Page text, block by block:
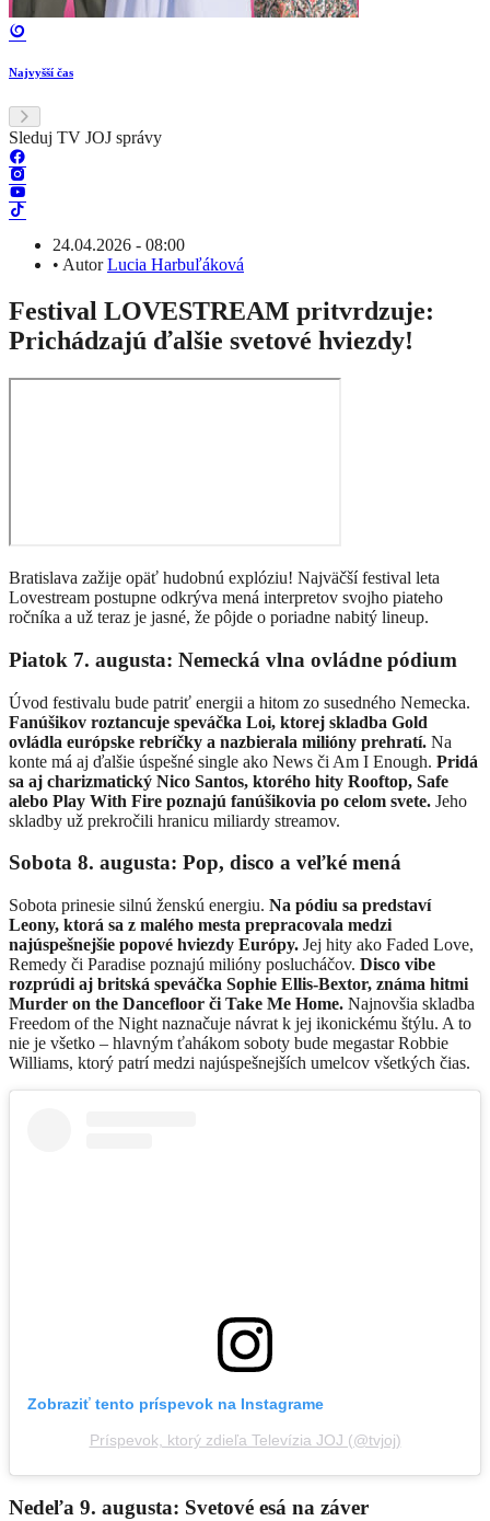
Najvyšší čas
Sleduj TV JOJ správy
24.04.2026 - 08:00
• AutorLucia Harbuľáková
Festival LOVESTREAM pritvrdzuje:
Prichádzajú ďalšie svetové hviezdy!
Bratislava zažije opäť hudobnú explóziu! Najväčší festival leta
Lovestream postupne odkrýva mená interpretov svojho piateho
ročníka a už teraz je jasné, že pôjde o poriadne nabitý lineup.
Piatok 7. augusta: Nemecká vlna ovládne pódium
Úvod festivalu bude patriť energii a hitom zo susedného Nemecka.
Fanúšikov roztancuje speváčka Loi, ktorej skladba Gold
ovládla európske rebríčky a nazbierala milióny prehratí. Na
konte má aj ďalšie úspešné single ako News či Am I Enough. Pridá
sa aj charizmatický Nico Santos, ktorého hity Rooftop, Safe
alebo Play With Fire poznajú fanúšikovia po celom svete. Jeho
skladby už prekročili hranicu miliardy streamov.
Sobota 8. augusta: Pop, disco a veľké mená
Sobota prinesie silnú ženskú energiu. Na pódiu sa predstaví
Leony, ktorá sa z malého mesta prepracovala medzi
najúspešnejšie popové hviezdy Európy. Jej hity ako Faded Love,
Remedy či Paradise poznajú milióny poslucháčov. Disco vibe
rozprúdi aj britská speváčka Sophie Ellis-Bextor, známa hitmi
Murder on the Dancefloor či Take Me Home. Najnovšia skladba
Freedom of the Night naznačuje návrat k jej ikonickému štýlu. A to
nie je všetko – hlavným ťahákom soboty bude megastarRobbie
Williams, ktorý patrí medzi najúspešnejších umelcov všetkých čias.
Zobraziť tento príspevok na Instagrame
Príspevok, ktorý zdieľa Televízia JOJ (@tvjoj)
Nedeľa 9. augusta: Svetové esá na záver